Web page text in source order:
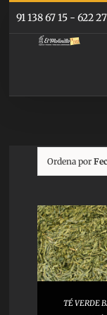
Saltar
contenido
91 138 67 15 - 622
Ordena por
TÉ VERDE